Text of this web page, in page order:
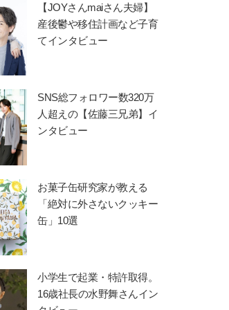
【JOYさんmaiさん夫婦】
産後鬱や移住計画など子育
てインタビュー
SNS総フォロワー数320万
人超えの【佐藤三兄弟】イ
ンタビュー
お菓子缶研究家が教える
「絶対に外さないクッキー
缶」10選
小学生で起業・特許取得。
16歳社長の水野舞さんイン